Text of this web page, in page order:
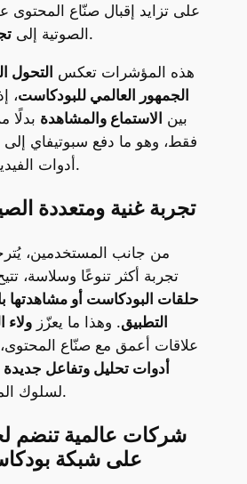
على تزايد إقبال صنّاع المحتوى
الصوتية إلى.
هذه المؤشرات تعكس التحول
الجمهور العالمي للبودكاست،
بين الاستماع والمشاهدة بدلًا
فقط، وهو ما دفع سبوتيفاي إلى
أدوات الفيديو وتكامل المحتوى.
تجربة غنية ومتعددة
من جانب المستخدمين،
تجربة أكثر تنوعًا وسلاسة،
حلقات البودكاست أو مشاهدتها
التطبيق. وهذا ما يعزّزولاء
علاقات أعمق مع صنّاع
أدوات تحليل وتفاعل جديدة
لسلوك المتابعين وتفضيلاتهم.
شركات عالمية تنضم
على شبكة